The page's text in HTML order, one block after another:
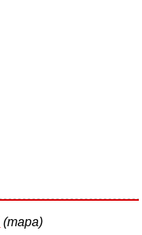
(mapa)